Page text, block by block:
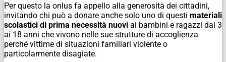
Per questo la onlus fa appello alla generosità dei cittadini,
invitando chi può a donare anche solo uno di questi materiali
scolastici di prima necessità nuovi ai bambini e ragazzi dai 3
ai 18 anni che vivono nelle sue strutture di accoglienza
perché vittime di situazioni familiari violente o
particolarmente disagiate.